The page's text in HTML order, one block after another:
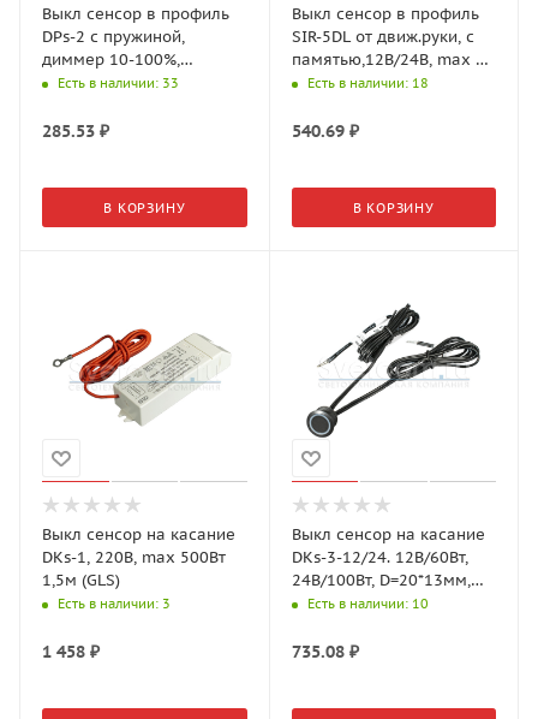
Выкл сенсор в профиль
DPs-2 с пружиной,
диммер 10-100%,
12В/24В, max 8А (GLS)
Есть в наличии: 33
285.53 ₽
В КОРЗИНУ
Выкл сенсор в профиль
SIR-5DL от движ.руки, с
памятью,12В/24В, max 5А
(GLS)Есть в наличии: 18
540.69₽
В КОРЗИНУ
Выкл сенсор на касание
DKs-1, 220В, max 500Вт
1,5м (GLS)
Есть в наличии: 3
1 458 ₽
Выкл сенсор на касание
DKs-3-12/24. 12В/60Вт,
24В/100Вт, D=20*13мм,
08.800.00.347 (GLS)
Есть в наличии: 10
735.08₽